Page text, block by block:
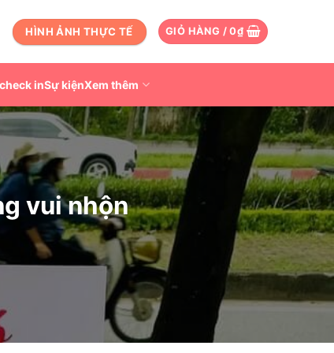
HÌNH ẢNH THỰC TẾ GIỎ HÀNG /0₫
inSự kiệnXem thêm
vui nhộn